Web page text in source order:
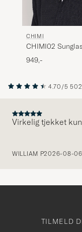
CHIMI
CHIMI02
949,-
4.70/5
Virkelig tjekket
WILLIAM P2026-08-06
TILMELD